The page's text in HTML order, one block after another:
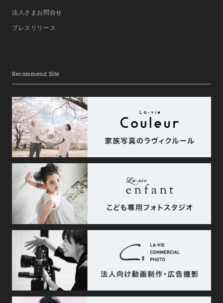
法人さまお問合せ
プレスリリース
Recommend Site